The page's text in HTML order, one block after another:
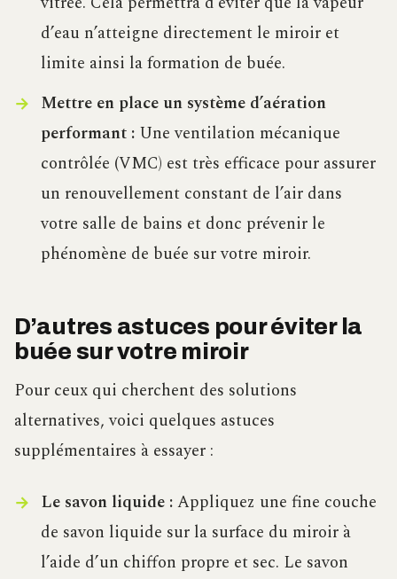
d’eau n’atteigne directement le miroir et
limite ainsi la formation de buée.
Mettre en place un système d’aération
performant :Une ventilation mécanique
contrôlée (VMC) est très efficace pour assurer
un renouvellement constant de l’air dans
votre salle de bains et donc prévenir le
phénomène de buée sur votre miroir.
D’autres astuces pour éviter la
buée sur votre miroir
Pour ceux qui cherchent des solutions
alternatives, voici quelques astuces
supplémentaires à essayer :
Le savon liquide :Appliquez une fine couche
de savon liquide sur la surface du miroir à
l’aide d’un chiffon propre et sec. Le savon